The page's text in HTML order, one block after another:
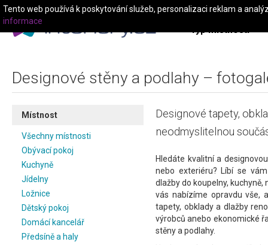
Typ místnosti
Designové stěny a podlahy –
Místnost
Všechny místnosti
Obývací pokoj
Kuchyně
Jídelny
Ložnice
Dětský pokoj
Domácí kancelář
Předsíně a haly
Designové tapety,
neodmyslitelnou
Hledáte kvalitní a
nebo exteriéru? Líbí se
dlažby do koupelny, kuchyně,
vás nabízíme opravdu vše,
tapety, obklady a dlažby
výrobců anebo ekonomické
stěny a podlahy.
Tento web používá k poskytování služeb, personalizaci reklam a
informace